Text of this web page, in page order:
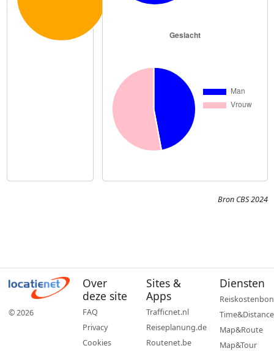
Bron CBS 2024
© 2026
Over
deze site
FAQ
Privacy
Cookies
Sites &
Apps
Trafficnet.nl
Reiseplanung.de
Routenet.be
Diensten
Reiskostenbon
Time&Distance
Map&Route
Map&Tour